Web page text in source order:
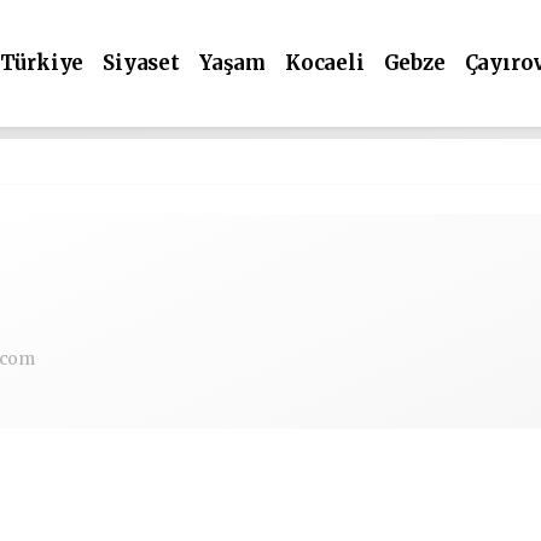
Türkiye Siyaset Yaşam Kocaeli Gebze